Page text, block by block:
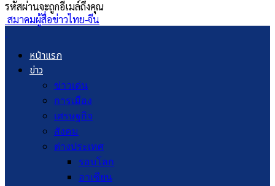
รหัสผ่านจะถูกอีเมล์ถึงคุณ
สมาคมผู้สื่อข่าวไทย-จีน
หน้าแรก
ข่าว
ข่าวเด่น
การเมือง
เศรษฐกิจ
สังคม
ต่างประเทศ
รอบโลก
อาเซียน